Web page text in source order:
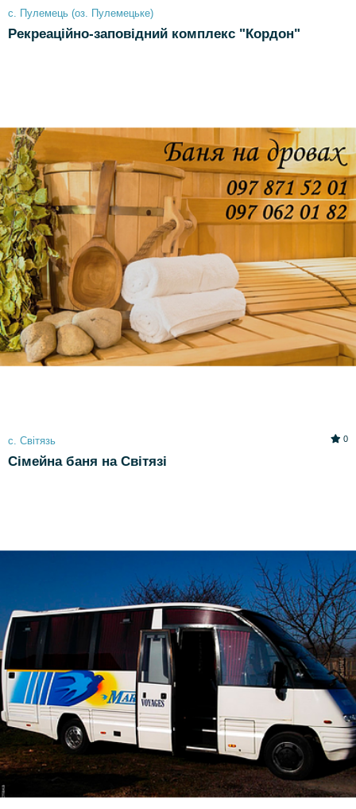
с. Пулемець (оз. Пулемецьке)
Рекреаційно-заповідний комплекс "Кордон"
с. Світязь 0
Сімейна баня на Світязі